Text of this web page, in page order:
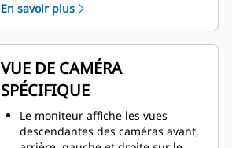
du personnel.
x 800p) pour l'affichage de vues
descendantes de plusieurs
caméras et une vue de caméra
séparée et spécifique.​ ​
Chaque faisceau de caméra est
doté d'un connecteur Ethernet à 2
fils qui permet une transmission
des données rapide et à densité
élevée entre la caméra et l'écran.
En savoir plus
VUE DE CAMÉRA
SPÉCIFIQUE
Le moniteur affiche les vues
descendantes des caméras avant,